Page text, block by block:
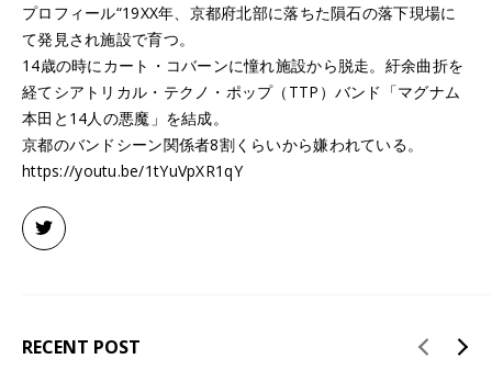
プロフィール“19XX年、京都府北部に落ちた隕石の落下現場に
て発見され施設で育つ。
14歳の時にカート・コバーンに憧れ施設から脱走。紆余曲折を
経てシアトリカル・テクノ・ポップ（TTP）バンド「マグナム
本田と14人の悪魔」を結成。
京都のバンドシーン関係者8割くらいから嫌われている。
https://youtu.be/1tYuVpXR1qY
RECENT POST